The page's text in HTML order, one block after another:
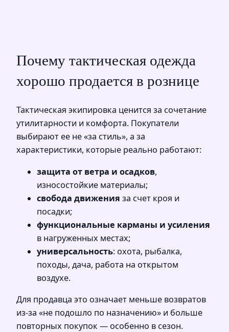
Почему тактическая одежда
хорошо продается в рознице
Тактическая экипировка ценится за сочетание
утилитарности и комфорта. Покупатели
выбирают ее не «за стиль», а за
характеристики, которые реально работают:
защита от ветра и осадков,
износостойкие материалы;
свобода движения за счет кроя и
посадки;
функциональные карманы и усиления
в нагруженных местах;
универсальность: охота, рыбалка,
походы, дача, работа на открытом
воздухе.
Для продавца это означает меньше возвратов
из‑за «не подошло по назначению» и больше
повторных покупок — особенно в сезон.